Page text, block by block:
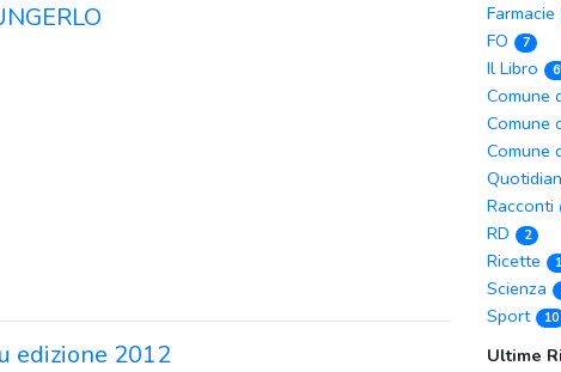
edizione 2012
Farmacie
FO 7
Il Libro
Comune
Comune
Comune
Racconti
RD 2
Ricette
Scienza
Sport 10
Ultime